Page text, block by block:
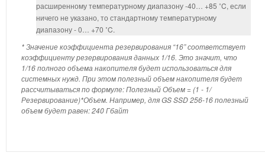
расширенному температурному диапазону -40… +85 ˚C, если
ничего не указано, то стандартному температурному
диапазону - 0… +70 ˚C.
* Значение коэффициента резервирования “16” соответствует
коэффициенту резервирования данных 1/16. Это значит, что
1/16 полного объема накопителя будет использоваться для
системных нужд. При этом полезный объем накопителя будет
рассчитываться по формуле: Полезный Объем = (1 - 1/
Резервирование)*Объем. Например, для GS SSD 256-16 полезный
объем будет равен: 240 Гбайт